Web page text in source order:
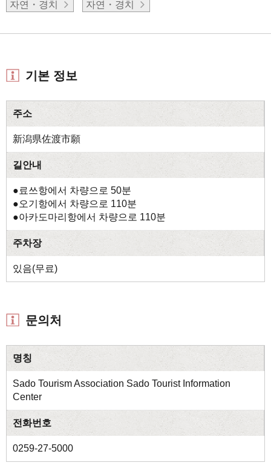
자연・경치 자연・경치
기본 정보
주소
新潟県佐渡市願
길안내
●료쓰항에서 차량으로 50분
●오기항에서 차량으로 110분
●아카도마리항에서 차량으로 110분
주차장
있음(무료)
문의처
명칭
Sado Tourism Association Sado Tourist Information
Center
전화번호
0259-27-5000